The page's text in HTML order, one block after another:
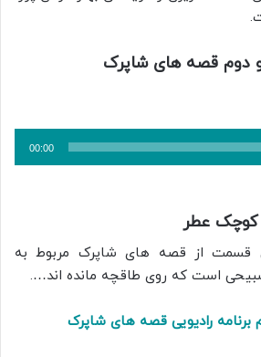
قصه های شاپرک
00:00
عطر
قسمت از قصه های شاپرک مربوط به
است که روی طاقچه مانده اند….
رادیویی قصه های شاپرک